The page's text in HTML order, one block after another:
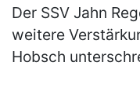
Der SSV Jahn
weitere
Hobsch